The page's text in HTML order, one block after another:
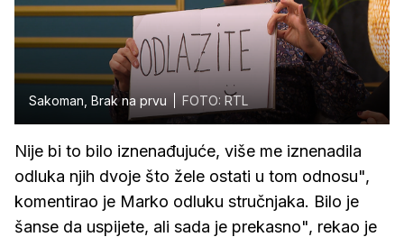
Sakoman, Brak na prvu FOTO: RTL
Nije bi to bilo iznenađujuće, više me iznenadila
odluka njih dvoje što žele ostati u tom odnosu",
komentirao je Marko odluku stručnjaka. Bilo je
šanse da uspijete, ali sada je prekasno", rekao je